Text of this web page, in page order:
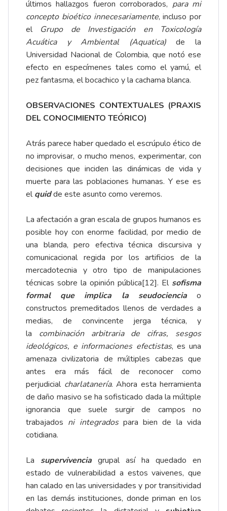
últimos hallazgos fueron corroborados, para mi
concepto bioético innecesariamente, incluso por
el Grupo de Investigación en Toxicología
Acuática y Ambiental (Aquatica)de la
Universidad Nacional de Colombia, que notó ese
efecto en especímenes tales como el yamú, el
pez fantasma, el bocachico y la cachama blanca.
OBSERVACIONES CONTEXTUALES (PRAXIS
DEL CONOCIMIENTO TEÓRICO)
Atrás parece haber quedado el escrúpulo ético de
no improvisar, o mucho menos, experimentar, con
decisiones que inciden las dinámicas de vida y
muerte para las poblaciones humanas. Y ese es
elquidde este asunto como veremos.
La afectación a gran escala de grupos humanos es
posible hoy con enorme facilidad, por medio de
una blanda, pero efectiva técnica discursiva y
comunicacional regida por los artificios de la
mercadotecnia y otro tipo de manipulaciones
técnicas sobre la opinión pública[12]. El sofisma
formal que implica la seudocienciao
constructos premeditados llenos de verdades a
medias, de convincente jerga técnica, y
la combinación arbitraria de cifras, sesgos
ideológicos, e informaciones efectistas, es una
amenaza civilizatoria de múltiples cabezas que
antes era más fácil de reconocer como
perjudicial charlatanería. Ahora esta herramienta
de daño masivo se ha sofisticado dada la múltiple
ignorancia que suele surgir de campos no
trabajados ni integradospara bien de la vida
cotidiana.
La supervivencia grupal así ha quedado en
estado de vulnerabilidad a estos vaivenes, que
han calado en las universidades y por transitividad
en las demás instituciones, donde priman en los